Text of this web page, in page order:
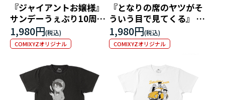
『ジャイアントお嬢様』
サンデーうぇぶり10周年
記念アクリルスタンド
1,980円
COMIXYZオリジナル
『となりの席のヤツがそ
ういう目で見てくる』 サ
ンデーうぇぶり10周年記
念アクリルスタンド
1,980円
COMIXYZオリジナル